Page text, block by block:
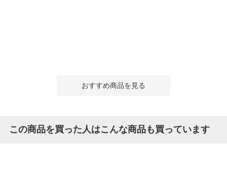
おすすめ商品を見る
この商品を買った人はこんな商品も買っています